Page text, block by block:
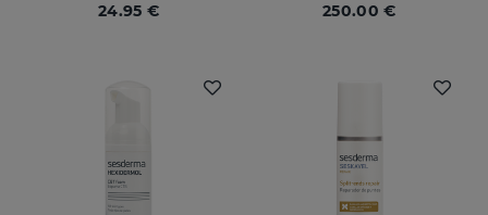
24.95 € 250.00 €